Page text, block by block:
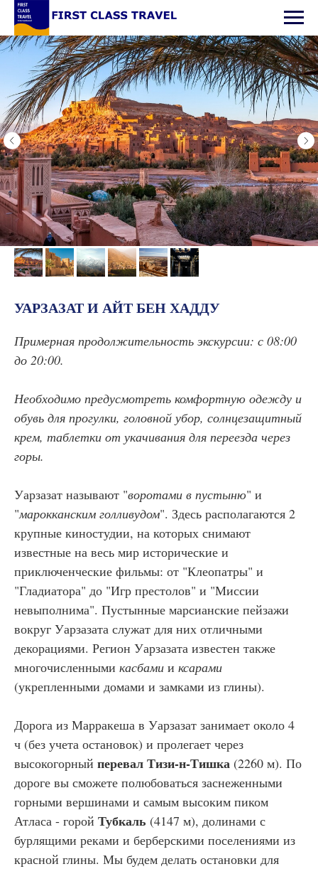
УАРЗАЗАТ И АЙТ БЕН ХАДДУ
Примерная продолжительность экскурсии: с 08:00
до 20:00.
Необходимо предусмотреть комфортную одежду и
обувь для прогулки, головной убор, солнцезащитный
крем, таблетки от укачивания для переезда через
горы.
Уарзазат называют "воротами в пустыню" и
"марокканским голливудом". Здесь располагаются 2
крупные киностудии, на которых снимают
известные на весь мир исторические и
приключенческие фильмы: от "Клеопатры" и
"Гладиатора" до "Игр престолов" и "Миссии
невыполнима". Пустынные марсианские пейзажи
вокруг Уарзазата служат для них отличными
декорациями. Регион Уарзазата известен также
многочисленными касбами и ксарами
(укрепленными домами и замками из глины).
Дорога из Марракеша в Уарзазат занимает около 4
ч (без учета остановок) и пролегает через
высокогорный перевал Тизи-н-Тишка (2260 м). По
дороге вы сможете полюбоваться заснеженными
горными вершинами и самым высоким пиком
Атласа - горой Тубкаль (4147 м), долинами с
бурлящими реками и берберскими поселениями из
красной глины. Мы будем делать остановки для